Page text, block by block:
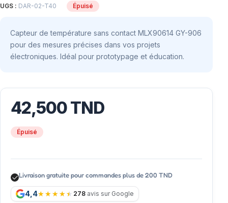
UGS : DAR-02-T40 Épuisé
Capteur de température sans contact MLX90614 GY-906
pour des mesures précises dans vos projets
électroniques. Idéal pour prototypage et éducation.
42,500TND
Épuisé
Livraison gratuite pour commandes plus de 200 TND
4,4 278 avis sur Google